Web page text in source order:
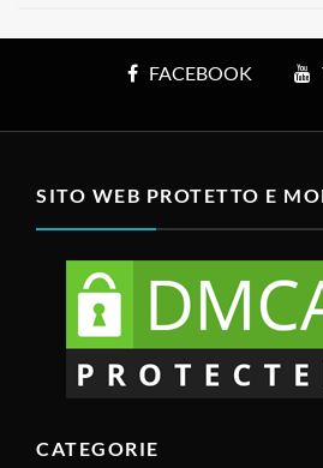
FACEBOOK
SITO WEB PROTETTO E
CATEGORIE